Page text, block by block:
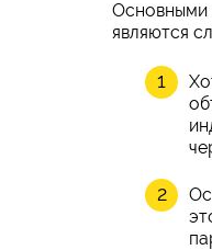
Основными
являются